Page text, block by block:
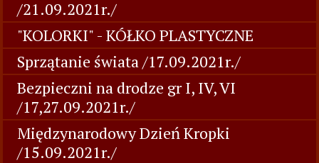
/21.09.2021r./
"KOLORKI" - KÓŁKO PLASTYCZNE
Sprzątanie świata /17.09.2021r./
Bezpieczni na drodze gr I, IV, VI
/17,27.09.2021r./
Międzynarodowy Dzień Kropki
/15.09.2021r./